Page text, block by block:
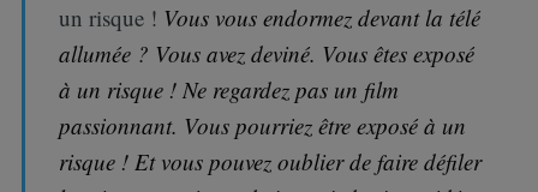
un risque ! Vous vous endormez devant la télé
allumée ? Vous avez deviné. Vous êtes exposé
à un risque ! Ne regardez pas un film
passionnant. Vous pourriez être exposé à un
risque ! Et vous pouvez oublier de faire défiler